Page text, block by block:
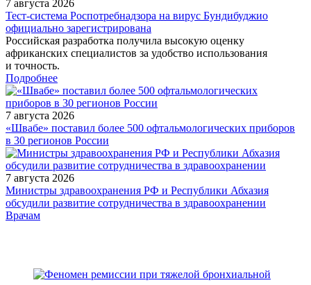
7 августа 2026
Тест‑система Роспотребнадзора на вирус Бундибуджио
официально зарегистрирована
Российская разработка получила высокую оценку
африканских специалистов за удобство использования
и точность.
Подробнее
7 августа 2026
«Швабе» поставил более 500 офтальмологических приборов
в 30 регионов России
7 августа 2026
Министры здравоохранения РФ и Республики Абхазия
обсудили развитие сотрудничества в здравоохранении
/measures/Vebinar-Dialog-flebologa-i-proktologa-KHZV-i-gemor/
Врачам